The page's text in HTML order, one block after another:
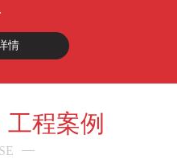
情
工程案例